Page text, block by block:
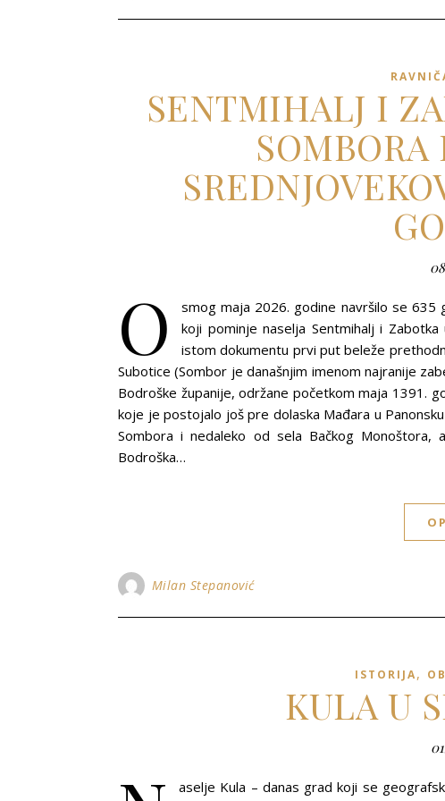
SENTMIHALJ I
O
smog maja 2026. godine navršilo se 635
koji pominje naselja Sentmihalj i
istom dokumentu prvi put beleže
Subotice (Sombor je današnjim imenom najranije
Bodroške županije, održane početkom maja 1391.
koje je postojalo još pre dolaska Mađara u
Sombora i nedaleko od sela Bačkog
Bodroška…
Milan Stepanović
ISTORIJA,
KULA U
aselje Kula – danas grad koji se